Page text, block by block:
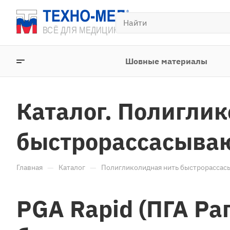
Шовные материалы
Каталог.
Главная — Каталог — Полигликолидная нить
PGA Rapid (ПГА